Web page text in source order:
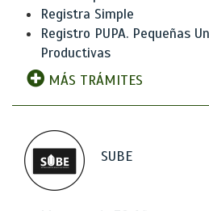
Registra Simple
Registro PUPA. Pequeñas
Productivas
MÁS TRÁMITES
SUBE